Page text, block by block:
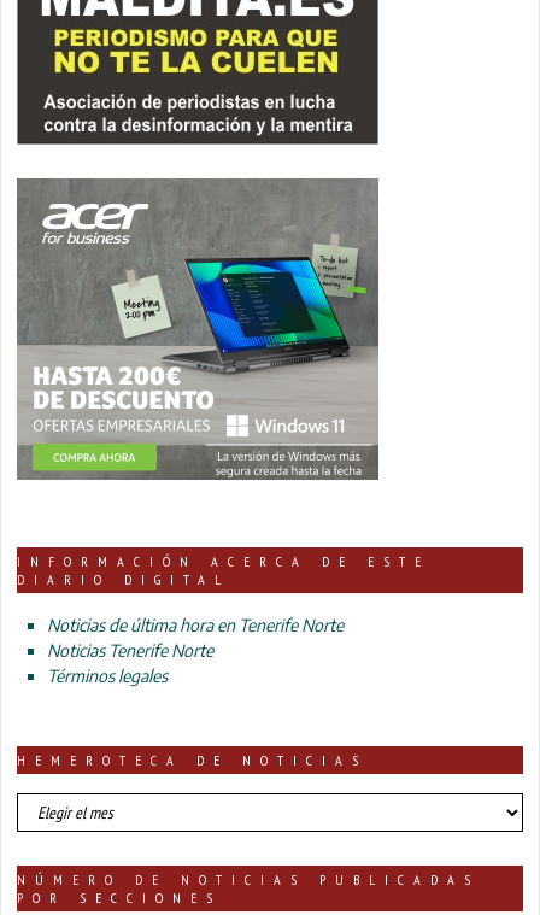
INFORMACIÓN ACERCA DE ESTE
DIARIO DIGITAL
Noticias de última hora en Tenerife Norte
Noticias Tenerife Norte
Términos legales
HEMEROTECA DE NOTICIAS
HEMEROTECA
DE
NÚMERO DE NOTICIAS PUBLICADAS
POR SECCIONES